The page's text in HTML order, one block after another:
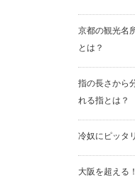
京都の観光名
とは？
指の長さから
れる指とは？
冷奴にピッタ
大阪を超える